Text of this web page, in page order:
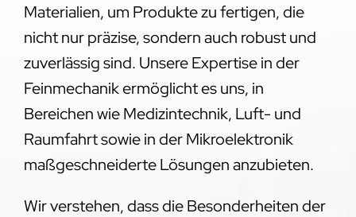
Materialien, um Produkte zu fertigen, die
nicht nur präzise, sondern auch robust und
zuverlässig sind. Unsere Expertise in der
Feinmechanik ermöglicht es uns, in
Bereichen wie Medizintechnik, Luft- und
Raumfahrt sowie in der Mikroelektronik
maßgeschneiderte Lösungen anzubieten.
Wir verstehen, dass die Besonderheiten der